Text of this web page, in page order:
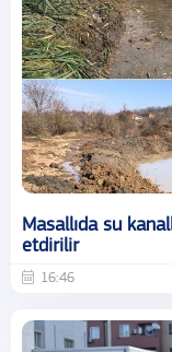
Masallıda su
etdirilir
16:46